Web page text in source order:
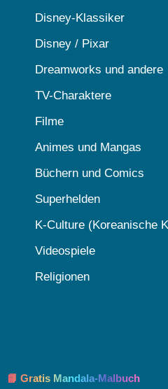
Disney-Klassiker
Disney / Pixar
Dreamworks und andere
TV-Charaktere
Filme
Animes und Mangas
Büchern und Comics
Superhelden
K-Culture (Koreanische
Videospiele
Religionen
📘 Gratis Mandala-Malbuch